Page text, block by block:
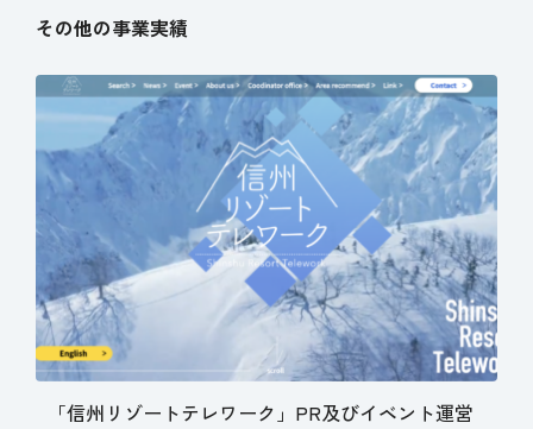
その他の事業実績
「信州リゾートテレワーク」PR及びイベント運営